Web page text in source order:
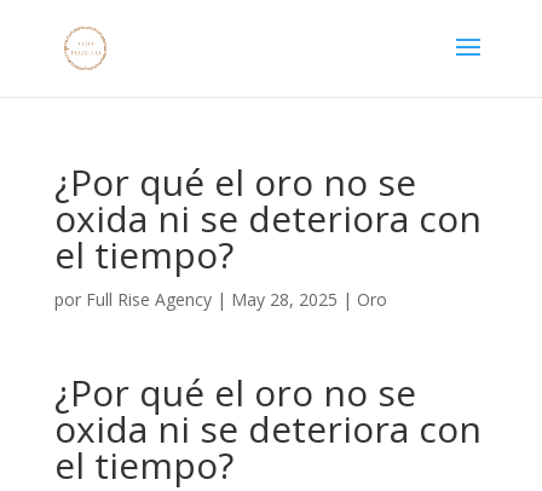
¿Por qué el oro no se
oxida ni se deteriora con
el tiempo?
por Full Rise Agency| May 28, 2025 | Oro
¿Por qué el oro no se
oxida ni se deteriora con
el tiempo?